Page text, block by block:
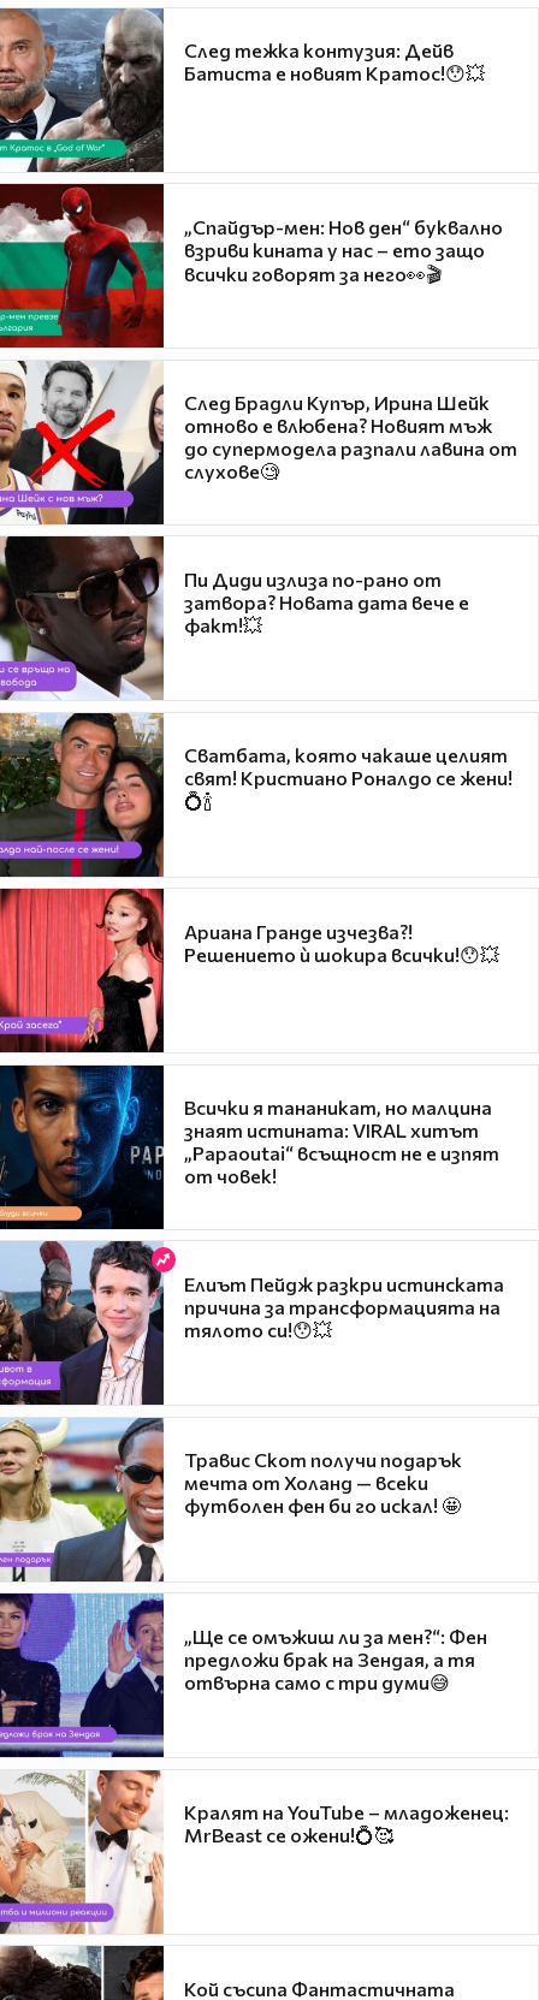
След тежка контузия: Дейв
Батиста е новият Кратос!😯💥
„Спайдър-мен: Нов ден“ буквално
взриви кината у нас – ето защо
всички говорят за него👀🎬
След Брадли Купър, Ирина Шейк
отново е влюбена? Новият мъж
до супермодела разпали лавина от
слухове🧐
Пи Диди излиза по-рано от
затвора? Новата дата вече е
факт!💥
Сватбата, която чакаше целият
свят! Кристиано Роналдо се жени!
💍🍾
Ариана Гранде изчезва?!
Решението ѝ шокира всички!😯💥
Всички я тананикат, но малцина
знаят истината: VIRAL хитът
„Papaoutai“ всъщност не е изпят
от човек!
Елиът Пейдж разкри истинската
причина за трансформацията на
тялото си!😯💥
Травис Скот получи подарък
мечта от Холанд — всеки
футболен фен би го искал! 🤩
„Ще се омъжиш ли за мен?“: Фен
предложи брак на Зендая, а тя
отвърна само с три думи😅
Кралят на YouTube – младоженец:
MrBeast се ожени!💍🥰
Кой съсипа Фантастичната